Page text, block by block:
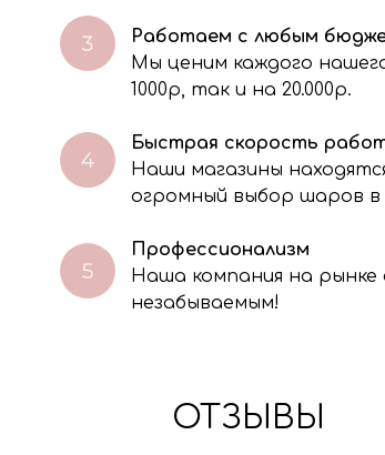
электронную форму, Вы даете согласие на
Вами информации на условиях Политики
Работаем с любым
Мы ценим каждого
1000р, так и на 20.000р.
Быстрая скорость
Наши магазины
огромный выбор шаров в
Профессионализм
Наша компания на рынке
незабываемым!
ОТЗЫВЫ